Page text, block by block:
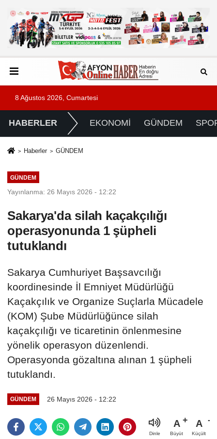
8 Ağustos 2026, Cumartesi
HABERLER EKONOMİ GÜNDEM
Haberler GÜNDEM
GÜNDEM
Yayınlanma: 26 Mayıs 2026 - 12:22
Sakarya'da silah kaçakçılığı
operasyonunda 1 şüpheli
tutuklandı
Sakarya Cumhuriyet Başsavcılığı
koordinesinde İl Emniyet Müdürlüğü
Kaçakçılık ve Organize Suçlarla Mücadele
(KOM) Şube Müdürlüğünce silah
kaçakçılığı ve ticaretinin önlenmesine
yönelik operasyon düzenlendi.
Operasyonda gözaltına alınan 1 şüpheli
tutuklandı.
GÜNDEM 26 Mayıs 2026 - 12:22
Dinle
A
Büyüt
A
Küçült